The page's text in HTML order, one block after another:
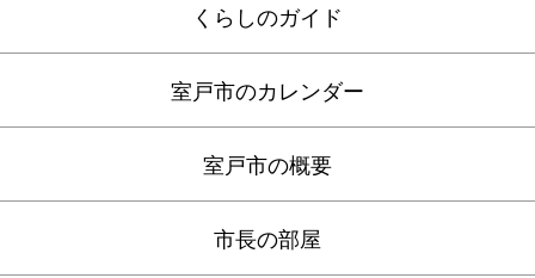
くらしのガイド
室戸市のカレンダー
室戸市の概要
市長の部屋